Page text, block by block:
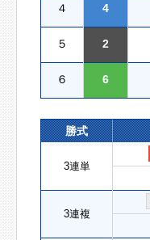
４ 4
５ 2
６ 6
勝式
3連単
3連複